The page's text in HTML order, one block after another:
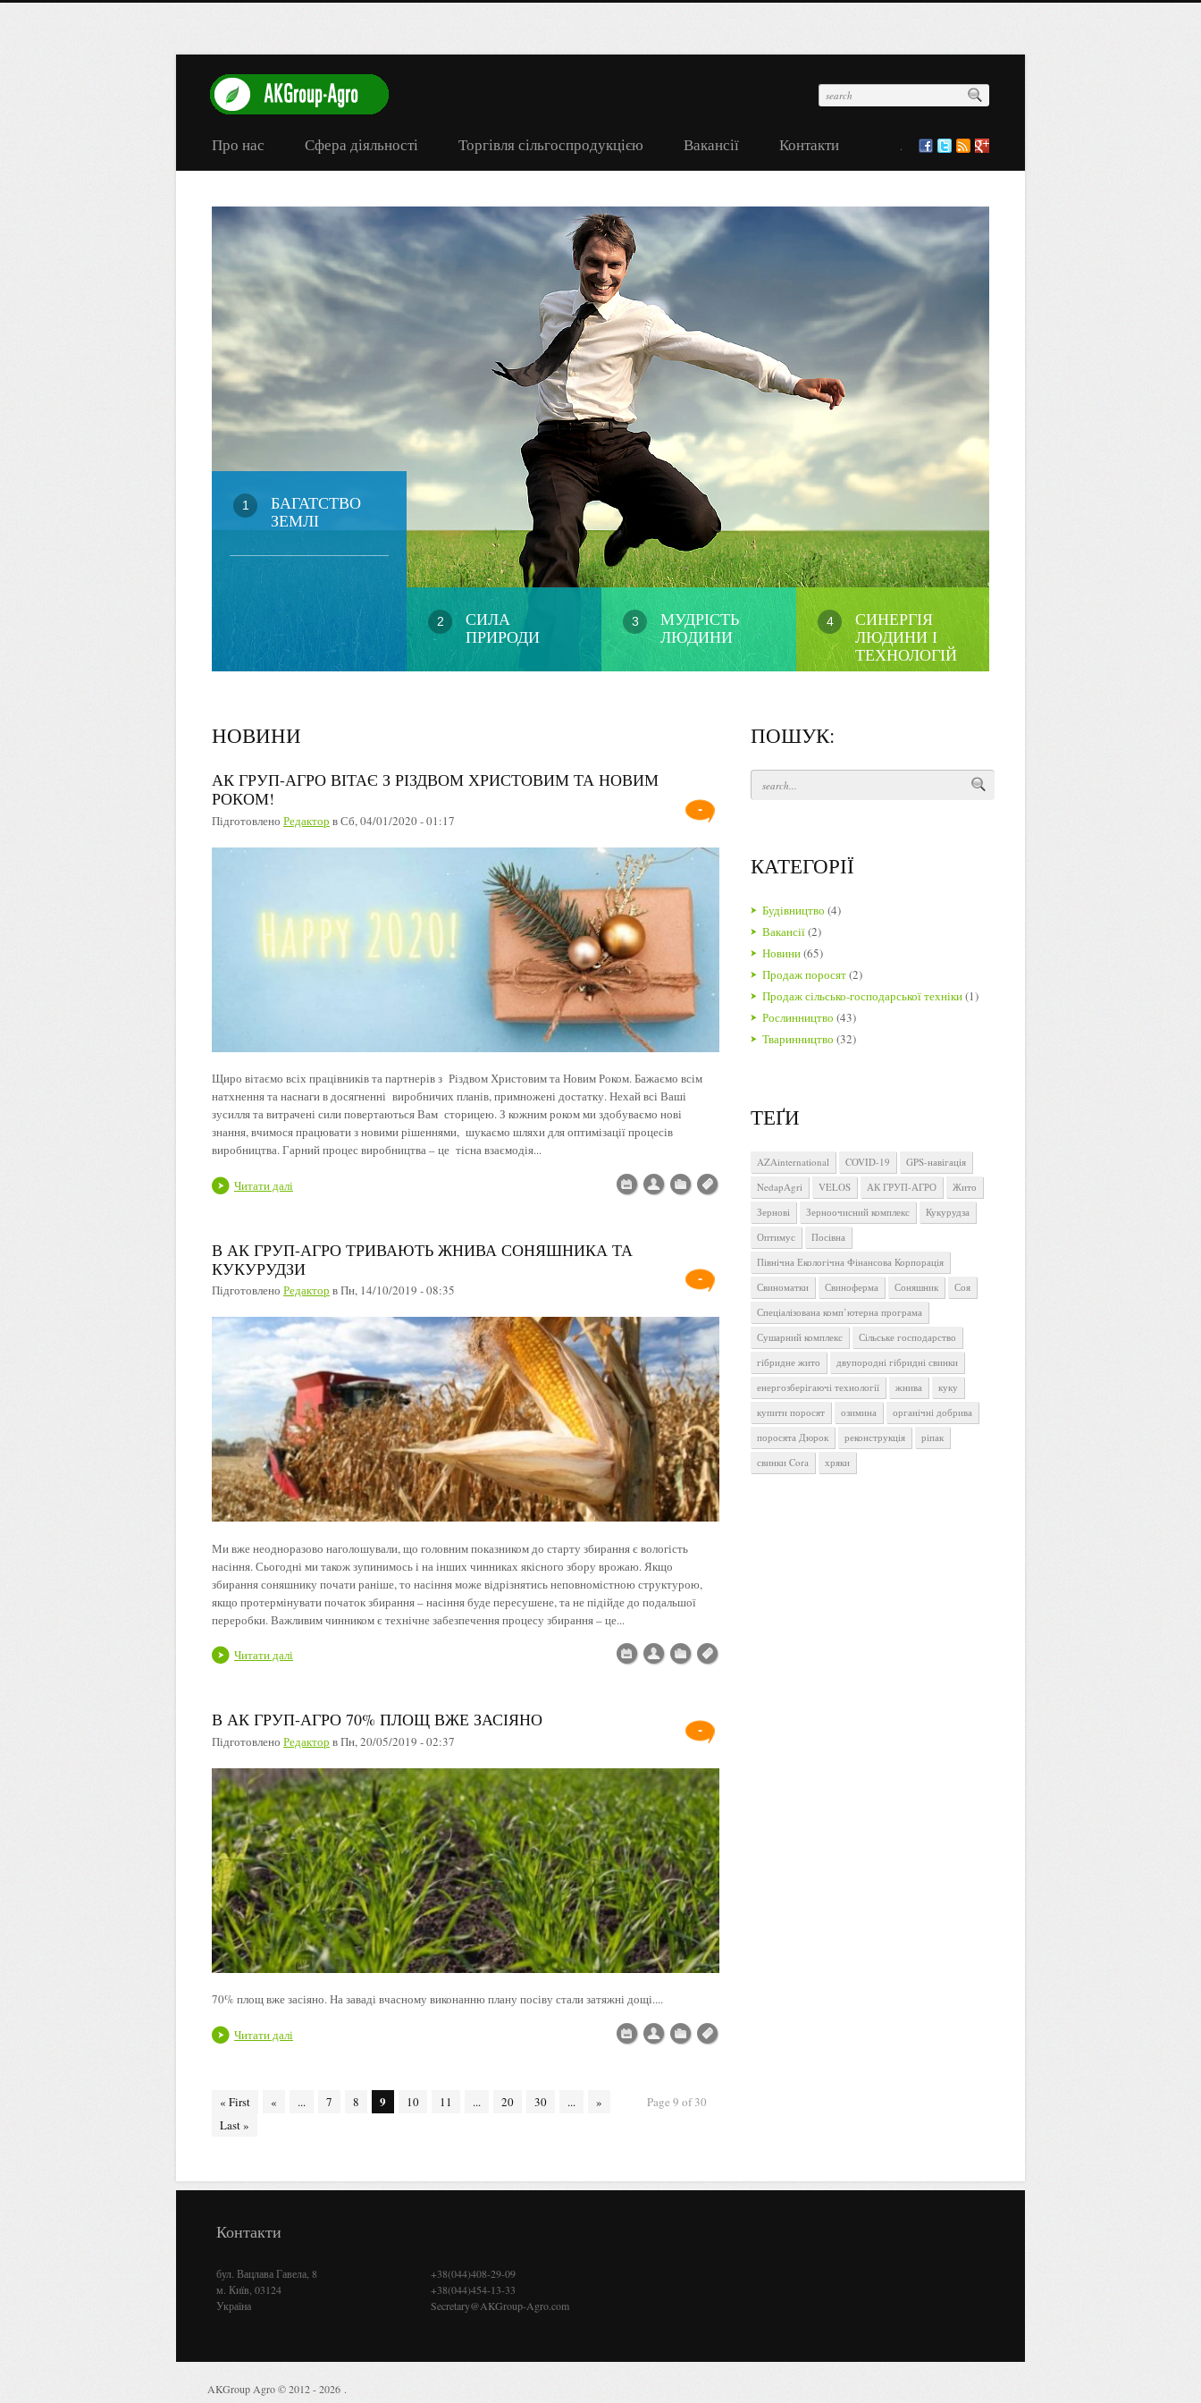
Про нас Сфера діяльності Торгівля сільгоспродукцією Вакансії Контакти
1
БАГАТСТВО
ЗЕМЛІ
2
СИЛА
ПРИРОДИ
3
МУДРІСТЬ
ЛЮДИНИ
4
СИНЕРГІЯ
ЛЮДИНИ І
ТЕХНОЛОГІЙ
НОВИНИ
АК ГРУП-АГРО ВІТАЄ З РІЗДВОМ ХРИСТОВИМ ТА НОВИМ
РОКОМ!
Підготовлено Редактор вСб, 04/01/2020 - 01:17
-
Щиро вітаємо всіх працівників та партнерів з Різдвом Христовим та Новим Роком. Бажаємо всім
натхнення та наснаги в досягненні виробничих планів, примножені достатку. Нехай всі Ваші
зусилля та витрачені сили повертаються Вам сторицею. З кожним роком ми здобуваємо нові
знання, вчимося працювати з новими рішеннями, шукаємо шляхи для оптимізації процесів
виробництва. Гарний процес виробництва – це тісна взаємодія...
Читати далі
В АК ГРУП-АГРО ТРИВАЮТЬ ЖНИВА СОНЯШНИКА ТА
КУКУРУДЗИ
Підготовлено Редактор вПн, 14/10/2019 - 08:35
-
Ми вже неодноразово наголошували, що головним показником до старту збирання є вологість
насіння. Сьогодні ми також зупинимось і на інших чинниках якісного збору врожаю. Якщо
збирання соняшнику почати раніше, то насіння може відрізнятись неповномістною структурою,
якщо протермінувати початок збирання – насіння буде пересушене, та не підійде до подальшої
переробки. Важливим чинником є технічне забезпечення процесу збирання – це...
Читати далі
В АК ГРУП-АГРО 70% ПЛОЩ ВЖЕ ЗАСІЯНО
Підготовлено Редактор вПн, 20/05/2019 - 02:37
-
70% площ вже засіяно. На заваді вчасному виконанню плану посіву стали затяжні дощі....
Читати далі
Page 9 of 30
« First « ... 7 8 9 10 11 ... 20 30 ...
»
Last »
ПОШУК:
КАТЕГОРІЇ
Будівництво (4)
Вакансії(2)
Новини(65)
Продаж поросят(2)
Продаж сільсько-господарської техніки(1)
Рослинництво (43)
Тваринництво (32)
ТЕҐИ
AZAinternational COVID-19
GPS-навігація
NedapAgri
VELOS АК ГРУП-АГРО
Жито
Зернові
Зерноочисний комплекс
Кукурудза
Оптимус
Посівна
Північна Екологічна Фінансова Корпорація
Свиноматки
Свиноферма Соняшник
Соя
Спеціалізована комп’ютерна програма
Сушарний комплекс
Сільське господарство
гібридне жито
двупородні гібридні свинки
енергозберігаючі технології
жнива
куку
купити поросят
озимина
органічні добрива
поросята Дюрок
реконструкція
ріпак
свинки Cora
хряки
Контакти
бул. Вацлава Гавела, 8
м. Київ, 03124
Україна
+38(044)408-29-09
+38(044)454-13-33
Secretary@AKGroup-Agro.com
AKGroup Agro © 2012 - 2026 .